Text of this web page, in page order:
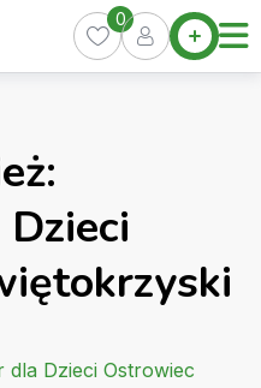
Home
Oferty
Kurs
Artykuły
0
dla Dzieci Ostrowiec